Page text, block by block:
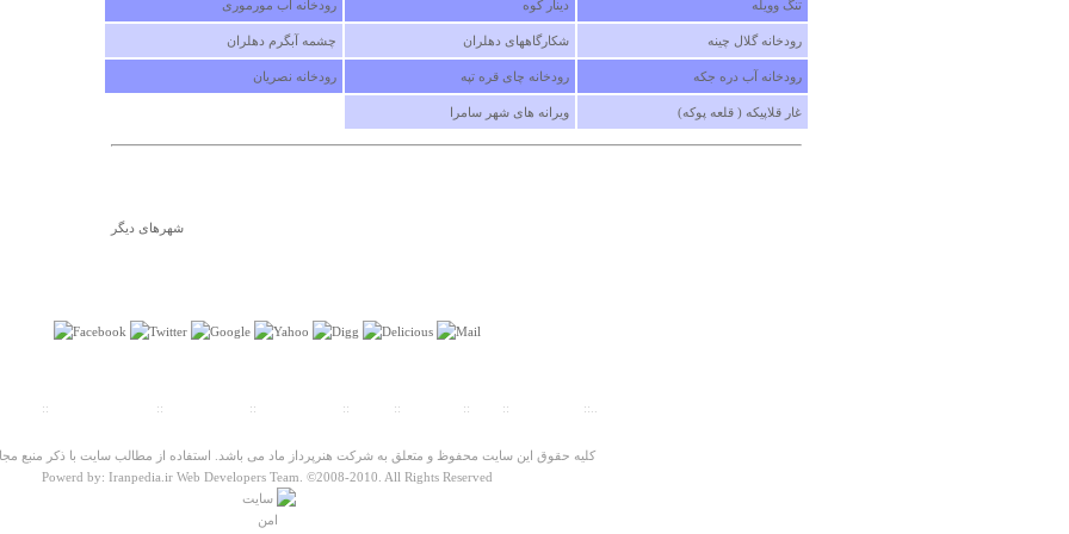
تنگ وویله دینار کوه رودخانه آب مورموری
رودخانه گلال چینه شکارگاههای دهلران چشمه آبگرم دهلران
رودخانه آب دره جکه رودخانه چای قره تپه رودخانه نصریان
غار قلاپیکه ( قلعه پوکه) ویرانه های شهر سامرا
شهرهای دیگر
..::
::
::
::
::
::
::
::
کلیه حقوق این سایت محفوظ و متعلق به شرکت هنرپرداز ماد می باشد. استفاده از مطالب سایت با ذکر منبع
Powerd by: Iranpedia.ir Web Developers Team. ©2008-2010. All Rights Reserved